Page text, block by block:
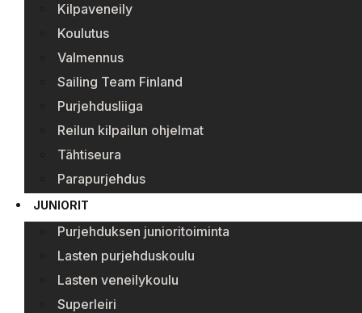
Kilpaveneily
Koulutus
Valmennus
Sailing Team Finland
Purjehdusliiga
Reilun kilpailun ohjelmat
Tähtiseura
Parapurjehdus
JUNIORIT
Purjehduksen junioritoiminta
Lasten purjehduskoulu
Lasten veneilykoulu
Superleiri